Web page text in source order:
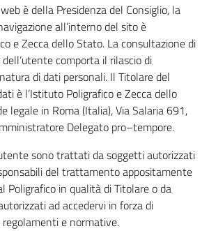
è della Presidenza del Consiglio, la
all’interno del sito è
e Zecca dello Stato. La consultazione di
comporta il rilascio di
di dati personali. Il Titolare del
è l’Istituto Poligrafico e Zecca dello
legale in Roma (Italia), Via Salaria 691,
Delegato pro–tempore.
sono trattati da soggetti autorizzati
del trattamento appositamente
Poligrafico in qualità di Titolare o da
ad accedervi in forza di
regolamenti e normative.